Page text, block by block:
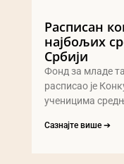
Расписан
најбољих
Србији
Фонд за младе
расписао је
ученицима
Сазнајте више ➔